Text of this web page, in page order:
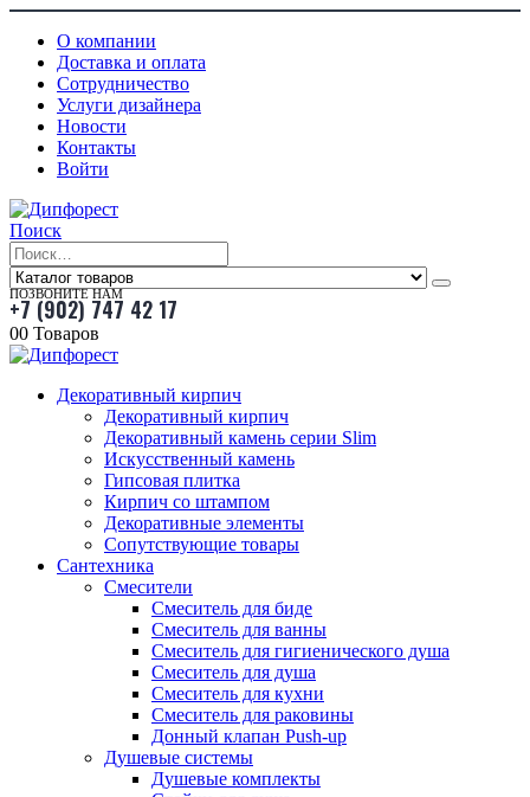
О компании
Доставка и оплата
Сотрудничество
Услуги дизайнера
Новости
Контакты
Войти
Поиск
ПОЗВОНИТЕ НАМ
+7 (902) 747 42 17
00 Товаров
Декоративный кирпич
Декоративный кирпич
Декоративный камень серии Slim
Искусственный камень
Гипсовая плитка
Кирпич со штампом
Декоративные элементы
Сопутствующие товары
Сантехника
Смесители
Смеситель для биде
Смеситель для ванны
Смеситель для гигиенического душа
Смеситель для душа
Смеситель для кухни
Смеситель для раковины
Донный клапан Push-up
Душевые системы
Душевые комплекты